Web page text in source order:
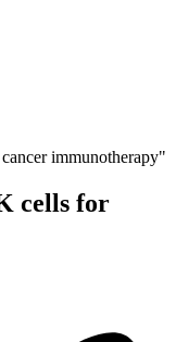
immunotherapy"
cells for